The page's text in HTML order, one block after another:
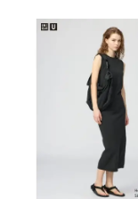
其他精选